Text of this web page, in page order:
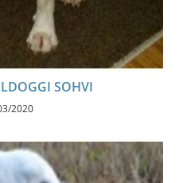
SOHVI
2020